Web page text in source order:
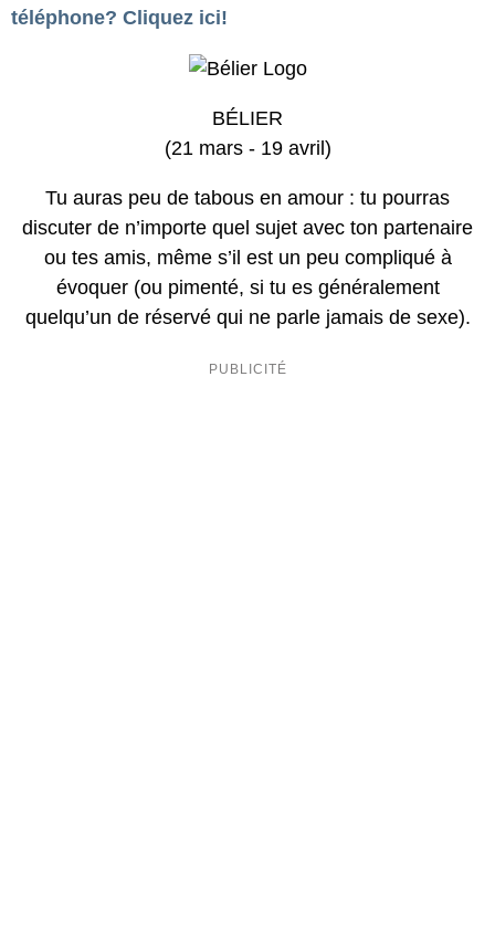
téléphone? Cliquez ici!
BÉLIER
(21 mars - 19 avril)
Tu auras peu de tabous en amour : tu pourras
discuter de n’importe quel sujet avec ton partenaire
ou tes amis, même s’il est un peu compliqué à
évoquer (ou pimenté, si tu es généralement
quelqu’un de réservé qui ne parle jamais de sexe).